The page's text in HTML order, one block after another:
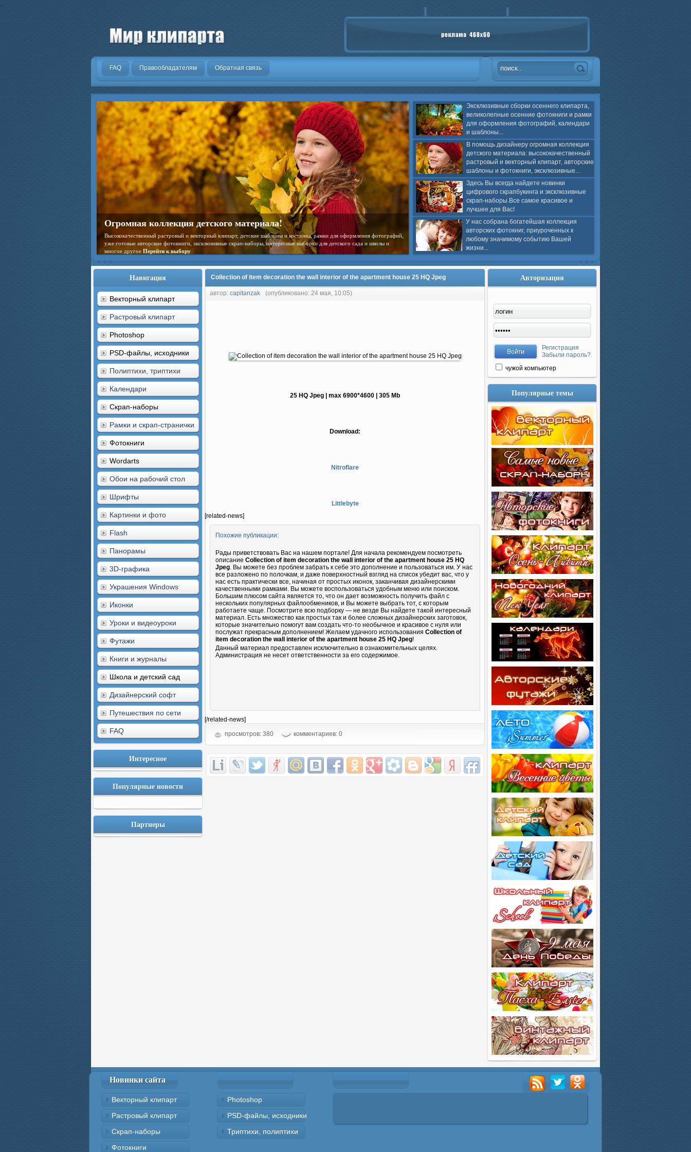
.
FAQ Правообладателям Обратная связь
Эксклюзивные сборки осеннего клипарта,
великолепные осенние фотокниги и рамки
для оформления фотографий, календари
и шаблоны...
В помощь дизайнеру огромная коллекция
детского материала: высококачественный
растровый и векторный клипарт, авторские
шаблоны и фотокниги, эксклюзивные...
Здесь Вы всегда найдете новинки
цифрового скрапбукинга и эксклюзивные
скрап-наборы.Все самое красивое и
лучшее для Вас!
У нас собрана богатейшая коллекция
авторских фотокниг, приуроченных к
любому значимому событию Вашей
жизни...
Огромная коллекция детского материала!
Высококачественный растровый и векторный клипарт, детские шаблоны и костюмы, рамки для оформления фотографий,
уже готовые авторские фотокниги, эксклюзивные скрап-наборы, интересные выборки для детского сада и школы и
многое другое Перейти к выбору
Навигация
Векторный клипарт
Растровый клипарт
Photoshop
PSD-файлы, исходники
Полиптихи, триптихи
Календари
Скрап-наборы
Рамки и скрап-странички
Фотокниги
Wordarts
Обои на рабочий стол
Шрифты
Картинки и фото
Flash
Панорамы
3D-графика
Украшения Windows
Иконки
Уроки и видеоуроки
Футажи
Книги и журналы
Школа и детский сад
Дизайнерский софт
Путешествия по сети
FAQ
Интересное
Популярные новости
Партнеры
Collection of item decoration the wall interior of the apartment house 25 HQ Jpeg
автор: capitanzak (опубликовано: 24 мая, 10:05)
25 HQ Jpeg | max 6900*4600 | 305 Mb
Download:
Nitroflare
Littlebyte
[related-news]
Похожие публикации:
Рады приветствовать Вас на нашем портале! Для начала рекомендуем посмотреть
описание Collection of item decoration the wall interior of the apartment house 25 HQ
Jpeg. Вы можете без проблем забрать к себе это дополнение и пользоваться им. У нас
все разложено по полочкам, и даже поверхностный взгляд на список убедит вас, что у
нас есть практически все, начиная от простых иконок, заканчивая дизайнерскими
качественными рамками. Вы можете воспользоваться удобным меню или поиском.
Большим плюсом сайта является то, что он дает возможность получить файл с
нескольких популярных файлообмеников, и Вы можете выбрать тот, с которым
работаете чаще. Посмотрите всю подборку — не везде Вы найдете такой интересный
материал. Есть множество как простых так и более сложных дизайнерских заготовок,
которые значительно помогут вам создать что-то необычное и красивое с нуля или
послужат прекрасным дополнением! Желаем удачного использования Collection of
item decoration the wall interior of the apartment house 25 HQ Jpeg!
Данный материал предоставлен исключительно в ознакомительных целях.
Администрация не несет ответственности за его содержимое.
[/related-news]
просмотров: 380
комментариев: 0
Авторизация
Регистрация
Забыли пароль?
чужой компьютер
Популярные темы
Новинки сайта
Векторный клипарт
Растровый клипарт
Скрап-наборы
Фотокниги
Photoshop
PSD-файлы, исходники
Триптихи, полиптихи